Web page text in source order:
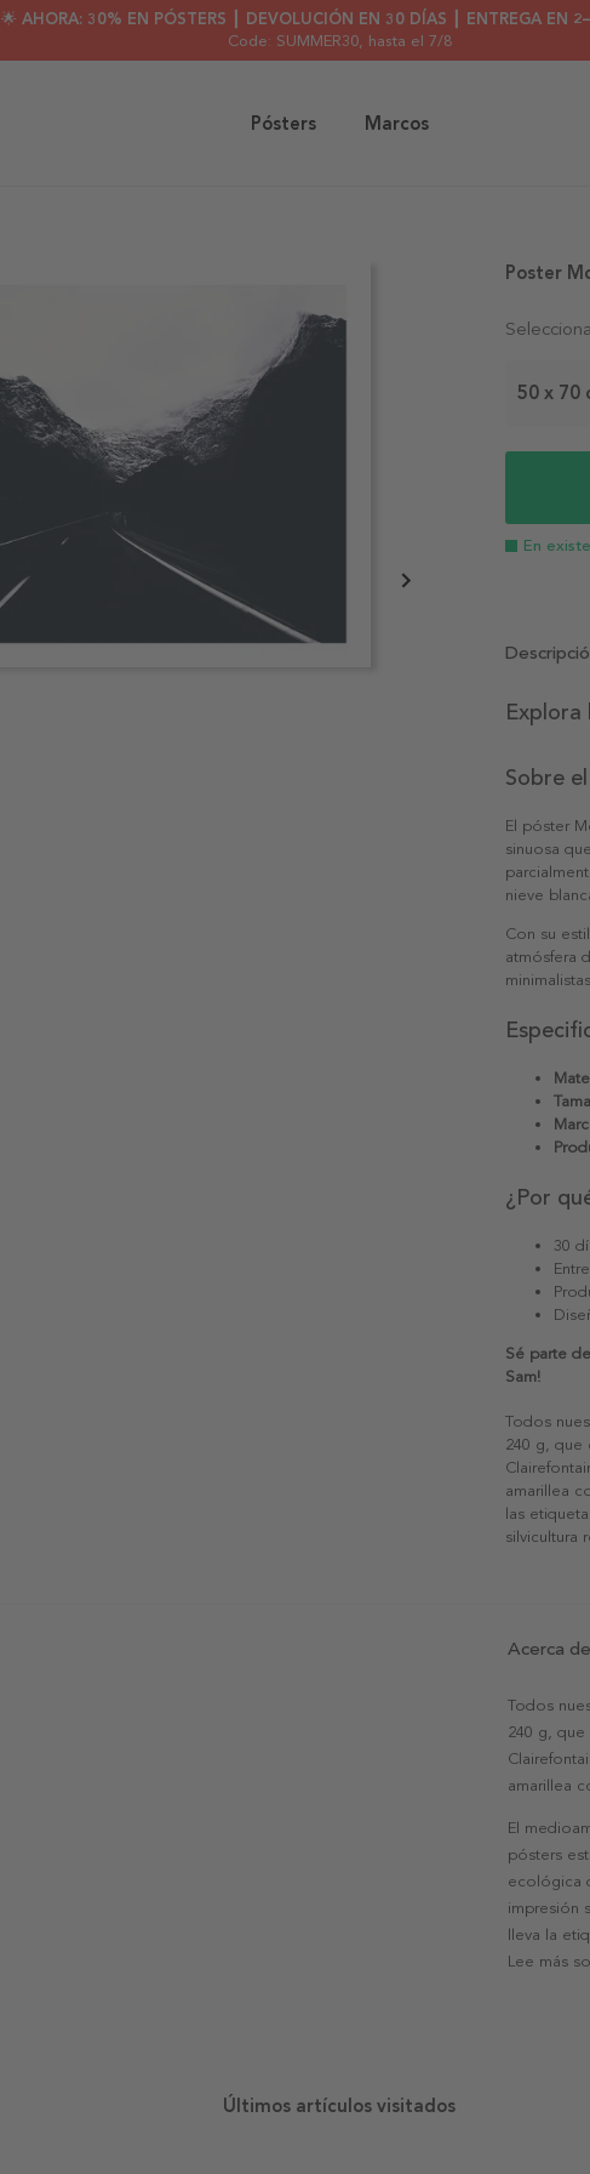
🌟 AHORA: 30% EN PÓSTERS ┃ DEVOLUCIÓN EN 30 DÍAS ┃ ENTREGA EN
Code: SUMMER30, hasta el 7/8
Pósters Marcos
50 x 70
En
Poster
Explora
Sobre
El póster
sinuosa
nieve
Con su
atmósfera
¿Por
30
Sé parte
Sam!
Todos
240 g, que
amarillea
las
silvicultura
Acerca
Todos
240 g,
amarillea
El
pósters
ecológica
impresión
lleva la
Lee más
Últimos artículos visitados